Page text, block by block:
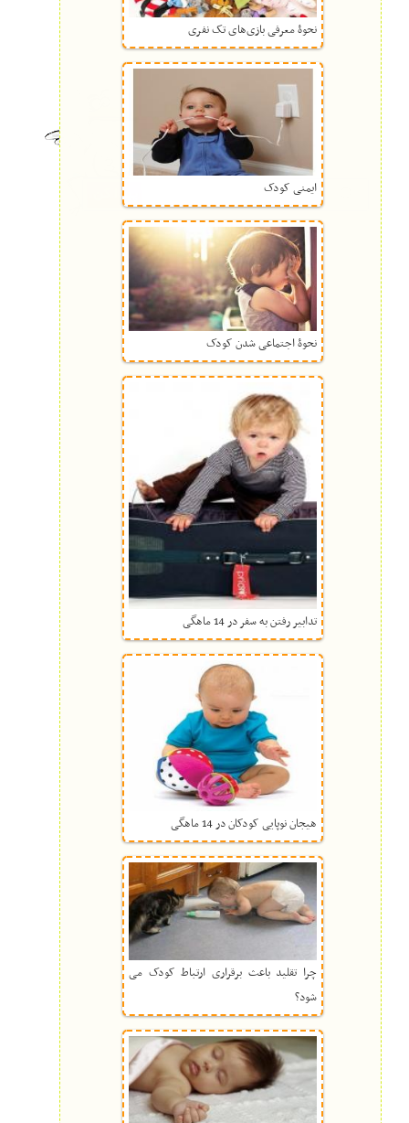
نحوۀ معرفی بازی‌های تک نفری
ایمنی کودک
نحوۀ اجتماعی شدن کودک
تدابیر رفتن به سفر در 14 ماهگی
هیجان نوپایی کودکان در 14 ماهگی
چرا تقلید باعث برقراری ارتباط کودک می
شود؟